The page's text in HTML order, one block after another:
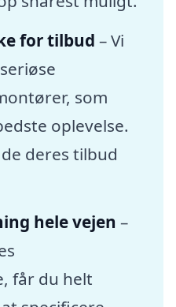
for tilbud – Vi
som
oplevelse.
deres tilbud
hele vejen –
får du helt